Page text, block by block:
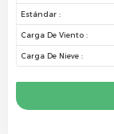
Estándar :
Carga De Viento :
Carga De Nieve :